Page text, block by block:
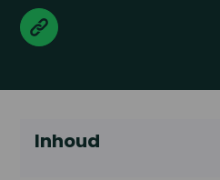
Inhoud